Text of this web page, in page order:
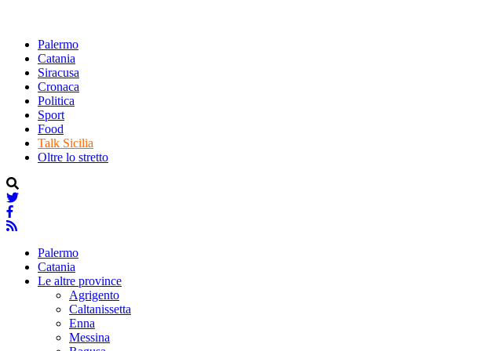
Palermo
Catania
Siracusa
Cronaca
Politica
Sport
Food
Talk Sicilia
Oltre lo stretto
Palermo
Catania
Le altre province
Agrigento
Caltanissetta
Enna
Messina